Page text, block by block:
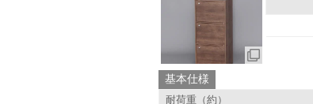
基本仕様
耐荷重（約）